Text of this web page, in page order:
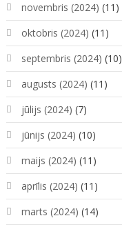
novembris (2024) (11)
oktobris (2024) (11)
septembris (2024) (10)
augusts (2024) (11)
jūlijs (2024) (7)
jūnijs (2024) (10)
maijs (2024) (11)
aprīlis (2024) (11)
marts (2024) (14)